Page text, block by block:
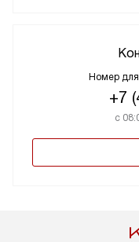
Номер для
+7
с